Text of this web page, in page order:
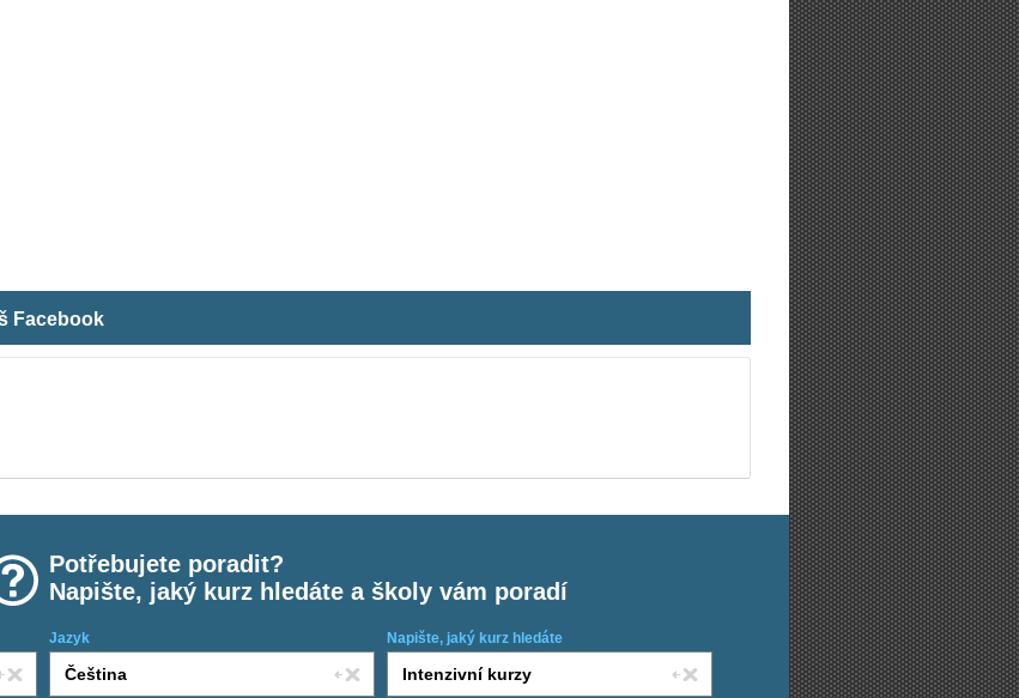
Facebook
Potřebujete poradit?
Napište, jaký kurz hledáte a školy vám poradí
Jazyk Napište, jaký kurz hledáte